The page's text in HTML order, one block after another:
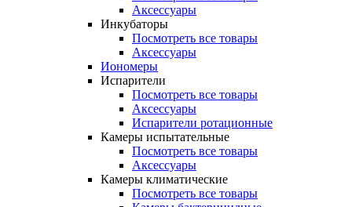
Аксессуары
Инкубаторы
Посмотреть все товары
Аксессуары
Иономеры
Испарители
Посмотреть все товары
Аксессуары
Испарители ротационные
Камеры испытательные
Посмотреть все товары
Аксессуары
Камеры климатические
Посмотреть все товары